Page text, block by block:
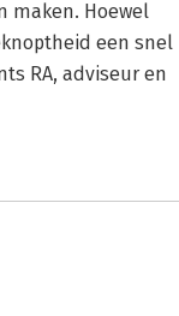
maken. Hoewel
een snel
RA, adviseur en